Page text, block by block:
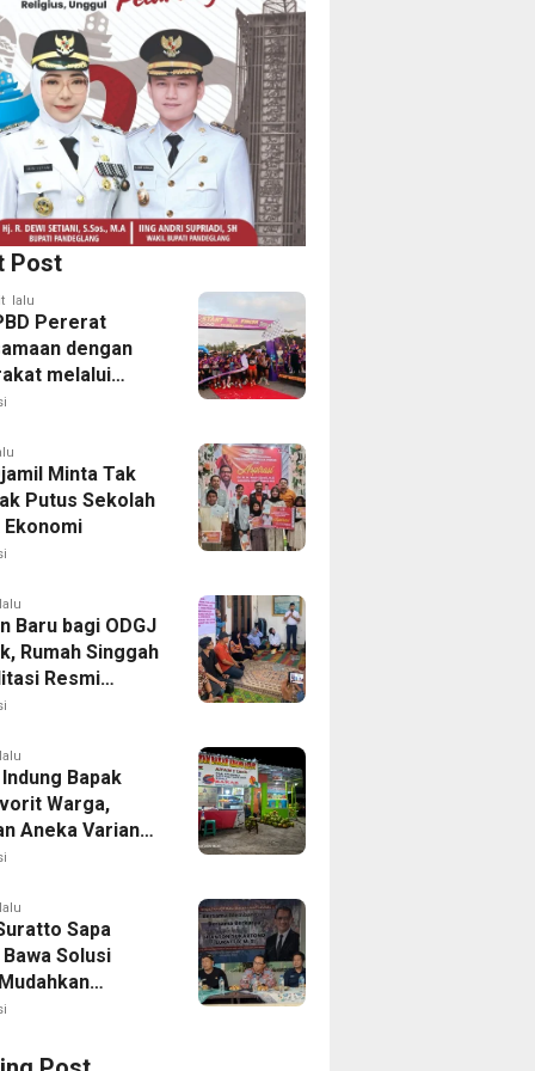
Post
lalu
Pererat
dengan
melalui
Run 2026
Minta Tak
Putus Sekolah
Ekonomi
Baru bagi ODGJ
Rumah Singgah
Resmi
Bapak
Warga,
Aneka Varian
Muda
Sapa
Solusi